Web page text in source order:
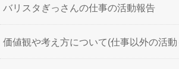
バリスタぎっさんの仕事の活動報告
価値観や考え方について(仕事以外の活